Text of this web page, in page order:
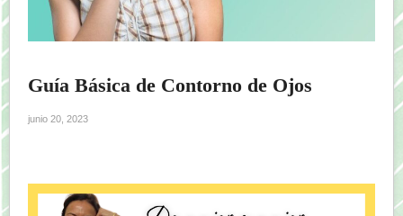
Guía Básica de Contorno de Ojos
junio 20, 2023